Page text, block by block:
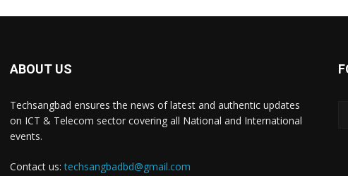
ABOUT US
Techsangbad ensures the news of latest and authentic updates
on ICT & Telecom sector covering all National and International
events.
Contact us:techsangbadbd@gmail.com